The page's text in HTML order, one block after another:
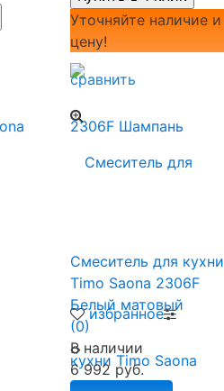
сравнить
избранное
Уточняйте наличие и
цену!
Смеситель для кухни
Timo Saona 2306F
Белый матовый
(0)
В наличии
6 992 руб.